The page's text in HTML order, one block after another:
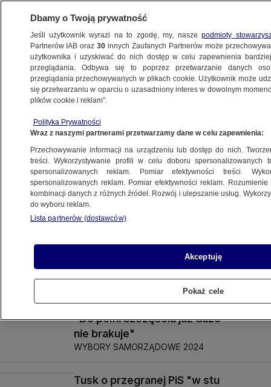
WYBORY SAMORZĄDOWE 2024
Kto wejdzie do drugiej tury?
Zadecydowało losowanie
ŁÓDŹ
W siedmiu dzielnicach Warszawy
frekwencja przekroczyła 60 procent
WARSZAWA
Kandydaci zremisowali. Zwycięzcę
"Do pełni szczęścia już dużo
nie brakuje"
WYBORY SAMORZĄDOWE 2024
Tusk o przegranej PiS "w stu
Dbamy o Twoją prywatność
Jeśli użytkownik wyrazi na to zgodę, my, naszepodmioty
Partnerów IAB oraz30 innych Zaufanych Partnerów może
użytkownika i uzyskiwać do nich dostęp w celu zapewnienia
przeglądania. Odbywa się to poprzez przetwarzanie danych
przeglądania przechowywanych w plikach cookie. Użytkownik może
się przetwarzaniu w oparciu o uzasadniony interes w dowolnym
plików cookie i reklam”.
Polityka Prywatności
Wraz z naszymi partnerami przetwarzamy dane w celu zapewnienia:
Przechowywanie informacji na urządzeniu lub dostęp do nich.
treści. Wykorzystywanie profili w celu doboru spersonalizowanych
spersonalizowanych reklam. Pomiar efektywności treści.
spersonalizowanych reklam. Pomiar efektywności reklam.
kombinacji danych z różnych źródeł. Rozwój i ulepszanie usług.
do wyboru reklam.
Lista partnerów (dostawców)
Akceptuję
Pokaż cele